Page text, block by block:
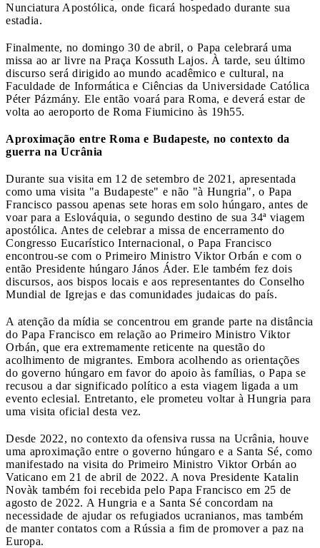
Nunciatura Apostólica, onde ficará hospedado durante sua
estadia.
Finalmente, no domingo 30 de abril, o Papa celebrará uma
missa ao ar livre na Praça Kossuth Lajos. À tarde, seu último
discurso será dirigido ao mundo acadêmico e cultural, na
Faculdade de Informática e Ciências da Universidade Católica
Péter Pázmány. Ele então voará para Roma, e deverá estar de
volta ao aeroporto de Roma Fiumicino às 19h55.
Aproximação entre Roma e Budapeste, no contexto da
guerra na Ucrânia
Durante sua visita em 12 de setembro de 2021, apresentada
como uma visita "a Budapeste" e não "à Hungria", o Papa
Francisco passou apenas sete horas em solo húngaro, antes de
voar para a Eslováquia, o segundo destino de sua 34ª viagem
apostólica. Antes de celebrar a missa de encerramento do
Congresso Eucarístico Internacional, o Papa Francisco
encontrou-se com o Primeiro Ministro Viktor Orbán e com o
então Presidente húngaro János Áder. Ele também fez dois
discursos, aos bispos locais e aos representantes do Conselho
Mundial de Igrejas e das comunidades judaicas do país.
A atenção da mídia se concentrou em grande parte na distância
do Papa Francisco em relação ao Primeiro Ministro Viktor
Orbán, que era extremamente reticente na questão do
acolhimento de migrantes. Embora acolhendo as orientações
do governo húngaro em favor do apoio às famílias, o Papa se
recusou a dar significado político a esta viagem ligada a um
evento eclesial. Entretanto, ele prometeu voltar à Hungria para
uma visita oficial desta vez.
Desde 2022, no contexto da ofensiva russa na Ucrânia, houve
uma aproximação entre o governo húngaro e a Santa Sé, como
manifestado na visita do Primeiro Ministro Viktor Orbán ao
Vaticano em 21 de abril de 2022. A nova Presidente Katalin
Novàk também foi recebida pelo Papa Francisco em 25 de
agosto de 2022. A Hungria e a Santa Sé concordam na
necessidade de ajudar os refugiados ucranianos, mas também
de manter contatos com a Rússia a fim de promover a paz na
Europa.